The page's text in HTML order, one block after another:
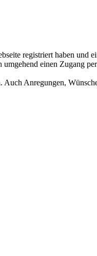
registriert haben und
einen Zugang
Auch Anregungen,